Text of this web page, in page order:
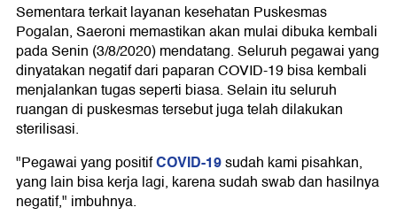
Sementara terkait layanan kesehatan Puskesmas
Pogalan, Saeroni memastikan akan mulai dibuka kembali
pada Senin (3/8/2020) mendatang. Seluruh pegawai yang
dinyatakan negatif dari paparan COVID-19 bisa kembali
menjalankan tugas seperti biasa. Selain itu seluruh
ruangan di puskesmas tersebut juga telah dilakukan
sterilisasi.
"Pegawai yang positifCOVID-19sudah kami pisahkan,
yang lain bisa kerja lagi, karena sudah swab dan hasilnya
negatif," imbuhnya.